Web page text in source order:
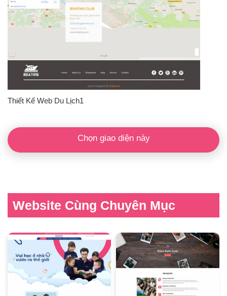
Thiết Kế Web Du Lịch1
Chọn giao diện này
Website Cùng Chuyên Mục